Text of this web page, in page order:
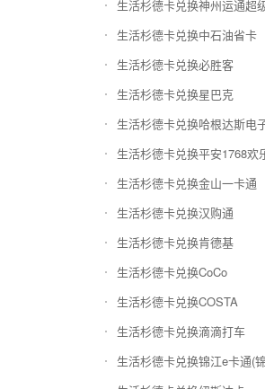
生活杉德卡兑换中石油省卡
生活杉德卡兑换必胜客
生活杉德卡兑换星巴克
生活杉德卡兑换哈根达斯电
生活杉德卡兑换平安1768欢
生活杉德卡兑换金山一卡通
生活杉德卡兑换汉购通
生活杉德卡兑换肯德基
生活杉德卡兑换CoCo
生活杉德卡兑换COSTA
生活杉德卡兑换滴滴打车